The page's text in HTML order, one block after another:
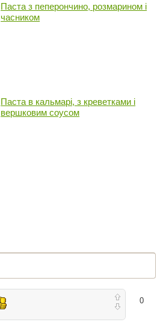
Паста з пеперончино, розмарином і
часником
Паста в кальмарі, з креветками і
вершковим соусом
0